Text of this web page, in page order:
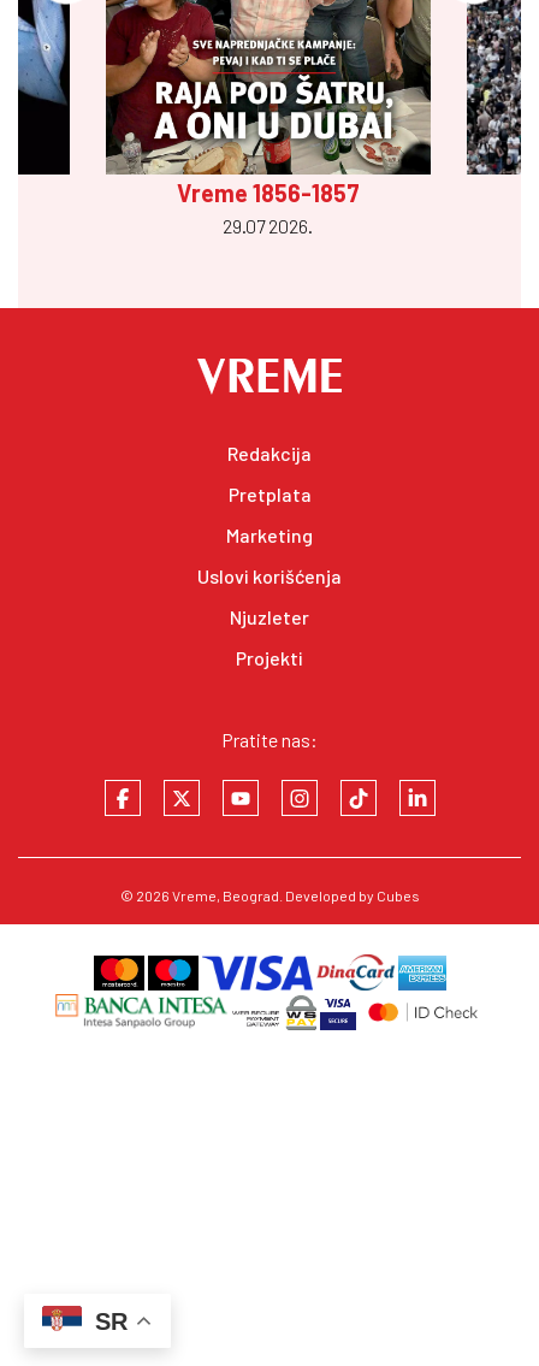
Vreme 1856-1857
29.07 2026.
Redakcija
Pretplata
Marketing
Uslovi korišćenja
Njuzleter
Projekti
Pratite nas:
© 2026 Vreme, Beograd. Developed by Cubes
SR